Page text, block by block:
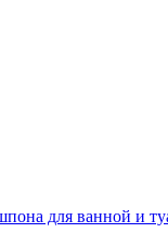
для ванной и